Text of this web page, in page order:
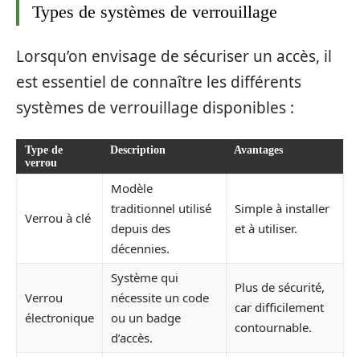
Types de systèmes de verrouillage
Lorsqu’on envisage de sécuriser un accès, il
est essentiel de connaître les différents
systèmes de verrouillage disponibles :
Type de
verrou
Description Avantages
Verrou à clé
Modèle
traditionnel utilisé
depuis des
décennies.
Simple à installer
et à utiliser.
Verrou
électronique
Système qui
nécessite un code
ou un badge
d’accès.
Plus de sécurité,
car difficilement
contournable.